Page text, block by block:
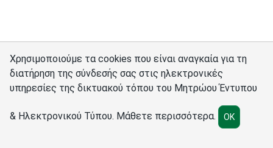
Ρυθμίσεις cookies
Χρησιμοποιούμε τα cookies που είναι αναγκαία για τη
διατήρηση της σύνδεσής σας στις ηλεκτρονικές
υπηρεσίες της δικτυακού τόπου του Μητρώου Έντυπου
& Ηλεκτρονικού Τύπου. Μάθετε περισσότερα. OK